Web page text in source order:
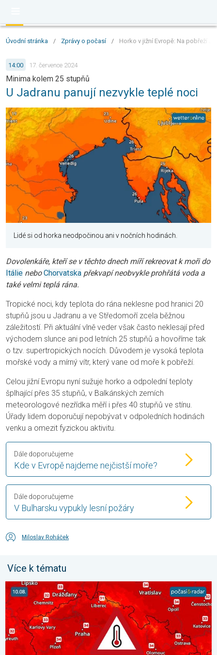
Úvodní stránka / Zprávy o počasí / Horko v jižní Evropě: Na pobřeží
14:00 17. července 2024
Minima kolem 25 stupňů
U Jadranu panují nezvykle teplé noci
Lidé si od horka neodpočinou ani v nočních hodinách.
Dovolenkáře, kteří se v těchto dnech míří rekreovat k moři do
Itálie neboChorvatska překvapí neobvykle prohřátá voda a
také velmi teplá rána.
Tropické noci, kdy teplota do rána neklesne pod hranici 20
stupňů jsou u Jadranu a ve Středomoří zcela běžnou
záležitostí. Při aktuální vlně veder však často neklesají před
východem slunce ani pod letních 25 stupňů a hovoříme tak
o tzv. supertropických nocích. Důvodem je vysoká teplota
mořské vody a mírný vítr, který vane od moře k pobřeží.
Celou jižní Evropu nyní sužuje horko a odpolední teploty
šplhající přes 35 stupňů, v Balkánských zemích
meteorologové nezřídka měří i přes 40 stupňů ve stínu.
Úřady lidem doporučují nepobývat v odpoledních hodinách
venku a omezit fyzickou aktivitu.
Kde v Evropě najdeme nejčistší moře?
Dále doporučujeme
V Bulharsku vypukly lesní požáry
Dále doporučujeme
Miloslav Roháček
Více k tématu
Výrazně vysoké teploty se vrátí v neděli. Ochlazení jen krátké.